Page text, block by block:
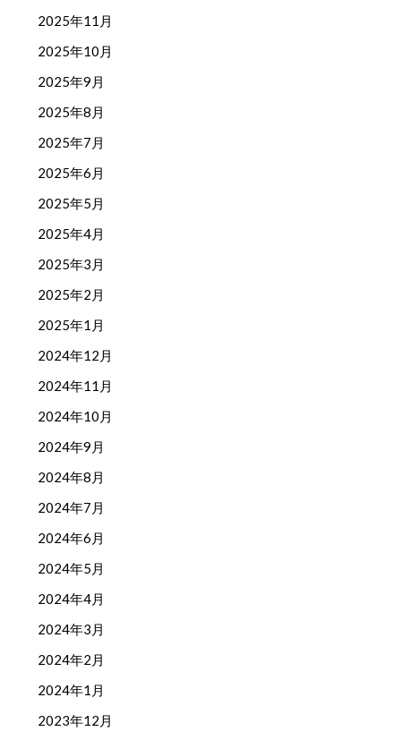
2025年11月
2025年10月
2025年9月
2025年8月
2025年7月
2025年6月
2025年5月
2025年4月
2025年3月
2025年2月
2025年1月
2024年12月
2024年11月
2024年10月
2024年9月
2024年8月
2024年7月
2024年6月
2024年5月
2024年4月
2024年3月
2024年2月
2024年1月
2023年12月